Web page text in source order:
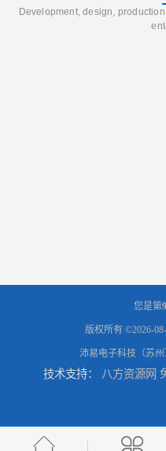
Development, design,
您是第
版权所有 ©2026-
沛易电子科技（苏
技术支持： 八方资源网